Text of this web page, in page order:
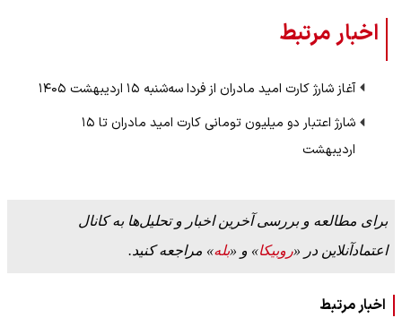
اخبار مرتبط
آغاز شارژ کارت امید مادران از فردا سه‌شنبه ۱۵ اردیبهشت ۱۴۰۵
شارژ اعتبار دو میلیون تومانی کارت امید مادران تا ۱۵
اردیبهشت‌
برای مطالعه و بررسی آخرین اخبار و تحلیل‌ها به کانال
اعتمادآنلاین در «روبیکا» و «بله» مراجعه کنید.
اخبار مرتبط